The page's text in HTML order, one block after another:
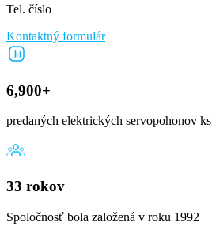
Tel. číslo
Kontaktný formulár
6,900+
predaných elektrických servopohonov
33 rokov
Spoločnosť bola založená v roku 1992